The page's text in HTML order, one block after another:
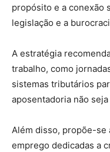
propósito e a conexão
legislação e a
A estratégia
trabalho, como
sistemas tributários
aposentadoria não
Além disso, propõe-se
emprego dedicadas a